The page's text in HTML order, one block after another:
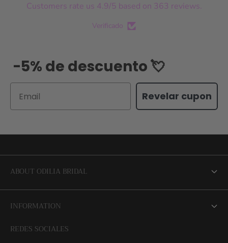
Customers rate us 4.9/5 based on 363 reviews.
Verificado
-5% de descuento 💘
Revelar cupon
REDES SOCIALES
ABOUT ODILIA BRIDAL
INFORMATION
⭐ Opiniones de Nuestras Novias 👰🏻